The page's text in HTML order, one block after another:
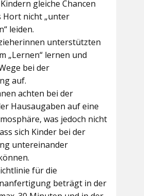
gleiche Chancen
Hort nicht „unter
leiden.
unterstützten
„Lernen“ lernen und
bei der
auf.
achten bei der
Hausaugaben auf eine
was jedoch nicht
sich Kinder bei der
untereinander
für die
beträgt in der